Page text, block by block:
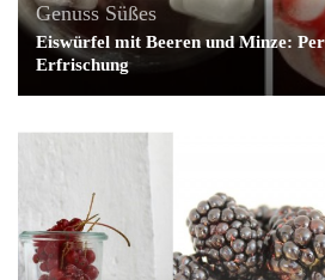
Genuss Süßes
Eiswürfel mit Beeren und Minze:
Erfrischung